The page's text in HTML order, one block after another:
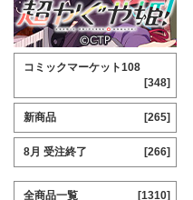
コミックマーケット108
[348]
新商品 [265]
8月 受注終了 [266]
全商品一覧 [1310]